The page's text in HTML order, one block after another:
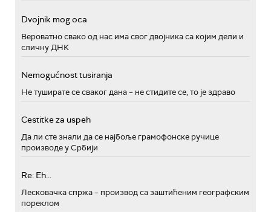
Dvojnik mog oca
Вероватно свако од нас има свог двојника са којим дели и
сличну ДНК
Nemogućnost tusiranja
Не туширате се сваког дана – не стидите се, то је здраво
Cestitke za uspeh
Да ли сте знали да се најбоље грамофонске ручице
производе у Србији
Re: Eh...
Лесковачка спржа – производ са заштићеним географским
пореклом